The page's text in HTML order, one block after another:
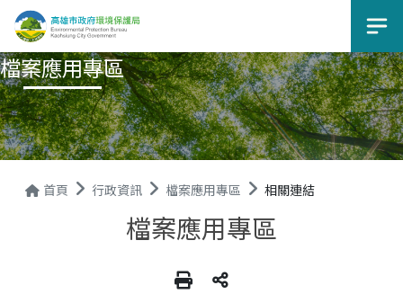
選
檔案應用專區
首頁 行政資訊 檔案應用專區 相關連結
檔案應用專區